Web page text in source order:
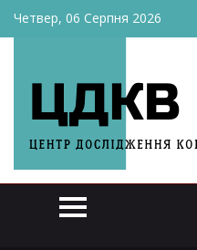
Четвер, 06 Серпня 2026